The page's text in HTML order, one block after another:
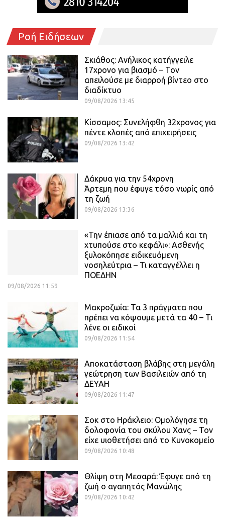
Ροή Ειδήσεων
Σκιάθος: Ανήλικος κατήγγειλε
17χρονο για βιασμό – Τον
απειλούσε με διαρροή βίντεο στο
διαδίκτυο
09/08/2026 13:45
Κίσσαμος: Συνελήφθη 32χρονος για
πέντε κλοπές από επιχειρήσεις
09/08/2026 13:42
Δάκρυα για την 54χρονη
Άρτεμη που έφυγε τόσο νωρίς από
τη ζωή
09/08/2026 13:36
«Την έπιασε από τα μαλλιά και τη
χτυπούσε στο κεφάλι»: Ασθενής
ξυλοκόπησε ειδικευόμενη
νοσηλεύτρια – Τι καταγγέλλει η
ΠΟΕΔΗΝ
09/08/2026 11:59
Μακροζωία: Τα 3 πράγματα που
πρέπει να κόψουμε μετά τα 40 – Τι
λένε οι ειδικοί
09/08/2026 11:54
Αποκατάσταση βλάβης στη μεγάλη
γεώτρηση των Βασιλειών από τη
ΔΕΥΑΗ
09/08/2026 11:47
Σοκ στο Ηράκλειο: Ομολόγησε τη
δολοφονία του σκύλου Χανς – Τον
είχε υιοθετήσει από το Κυνοκομείο
09/08/2026 10:48
Θλίψη στη Μεσαρά: Έφυγε από τη
ζωή ο αγαπητός Μανώλης
09/08/2026 10:42